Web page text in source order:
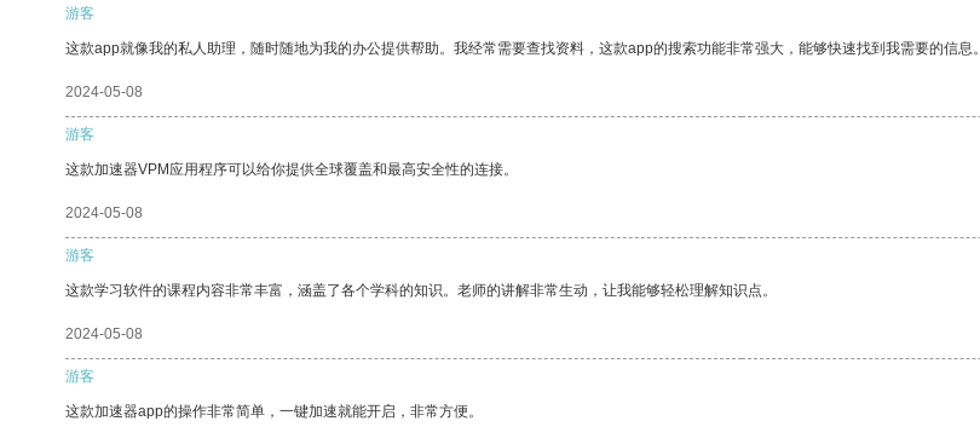
游客
这款app就像我的私人助理，随时随地为我的办公提供帮助。我经常需要查找资料，这款app的搜索功能非常强大，能够快速找到我需要的信息。
2024-05-08
游客
这款加速器VPM应用程序可以给你提供全球覆盖和最高安全性的连接。
2024-05-08
游客
这款学习软件的课程内容非常丰富，涵盖了各个学科的知识。老师的讲解非常生动，让我能够轻松理解知识点。
2024-05-08
游客
这款加速器app的操作非常简单，一键加速就能开启，非常方便。